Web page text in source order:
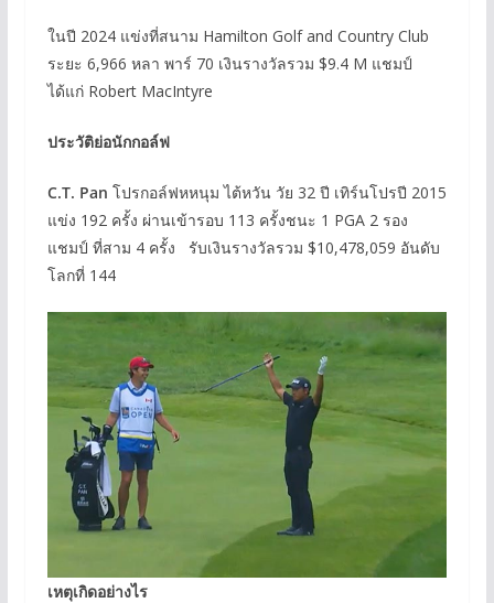
ในปี 2024 แข่งที่สนาม Hamilton Golf and Country Club
ระยะ 6,966 หลา พาร์ 70 เงินรางวัลรวม $9.4 M แชมป์
ได้แก่ Robert MacIntyre
ประวัติย่อนักกอล์ฟ
C.T. Pan โปรกอล์ฟหหนุม ไต้หวัน วัย 32 ปี เทิร์นโปรปี 2015
แข่ง 192 ครั้ง ผ่านเข้ารอบ 113 ครั้งชนะ 1 PGA 2 รอง
แชมป์ ที่สาม 4 ครั้ง รับเงินรางวัลรวม $10,478,059 อันดับ
โลกที่ 144
เหตุเกิดอย่างไร